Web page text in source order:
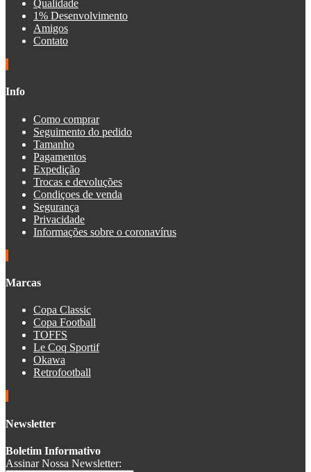
Qualidade
1% Desenvolvimento
Amigos
Contato
Info
Como comprar
Seguimento do pedido
Tamanho
Pagamentos
Expedição
Trocas e devoluções
Condiçoes de venda
Segurança
Privacidade
Informações sobre o coronavírus
Marcas
Copa Classic
Copa Football
TOFFS
Le Coq Sportif
Okawa
Retrofootball
Newsletter
Boletim Informativo
Assinar Nossa Newsletter: